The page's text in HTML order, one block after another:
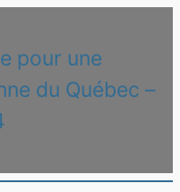
pour une
du Québec –